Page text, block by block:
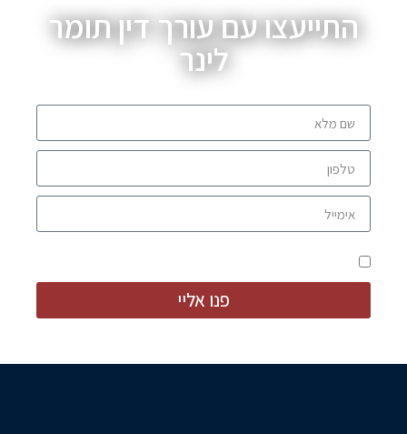
התייעצו עם עורך דין תומר
לינר
פנו אליי